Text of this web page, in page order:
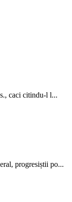
caci citindu-l l...
progresiștii po...